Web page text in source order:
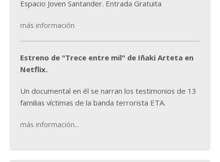
Espacio Joven Santander. Entrada Gratuita
más información
Estreno de "Trece entre mil" de Iñaki Arteta en
Netflix.
Un documental en él se narran los testimonios de 13
familias víctimas de la banda terrorista ETA.
más información...